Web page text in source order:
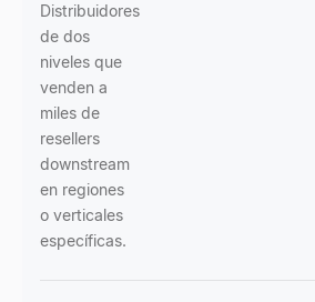
Distribuidores
de dos
niveles que
venden a
miles de
resellers
downstream
en regiones
o verticales
específicas.